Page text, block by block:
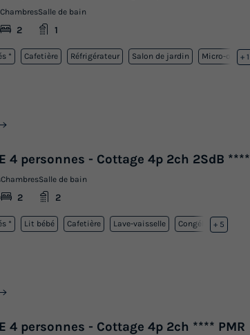
Chambres
2
Salle de bain
1
* Cafetière Réfrigérateur Salon de jardin Micro-ondes
+ 1
4 personnes - Cottage 4p 2ch 2SdB ****
Chambres
2
Salle de bain
2
* Lit bébé Cafetière Lave-vaisselle Congélateur
+ 5
4 personnes - Cottage 4p 2ch **** PMR